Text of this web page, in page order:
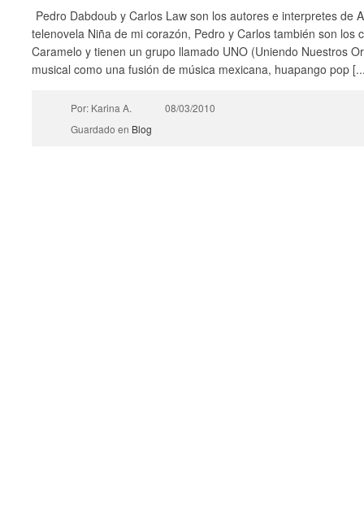
Pedro Dabdoub y Carlos Law son los autores e interpretes de
telenovela Niña de mi corazón, Pedro y Carlos también son los
Caramelo y tienen un grupo llamado UNO (Uniendo Nuestros
musical como una fusión de música mexicana, huapango pop
Por: Karina A.
08/03/2010
Guardado en Blog